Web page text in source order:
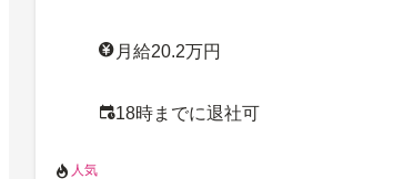
月給20.2万円
18時までに退社可
人気